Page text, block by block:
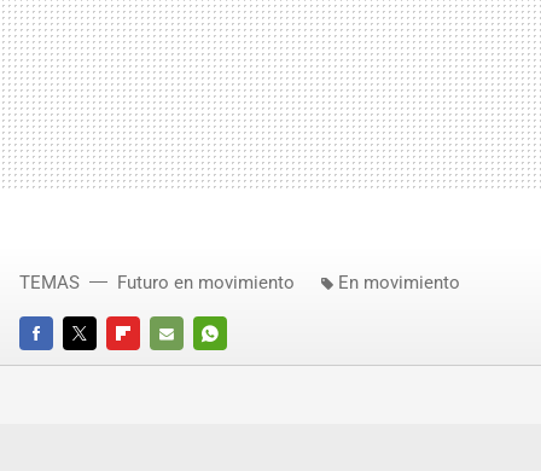
FACEBOOKTWITTERFLIPBOARD
E-
WHATSAPP
TEMAS Futuro en movimiento En movimiento